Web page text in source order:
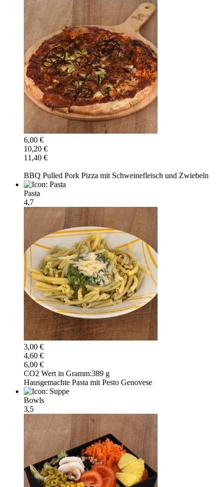
6,00 €
10,20 €
11,40 €
BBQ Pulled Pork Pizza mit Schweinefleisch und Zwiebeln
Pasta
4,7
3,00 €
4,60 €
6,00 €
CO2 Wert in Gramm:389 g
Hausgemachte Pasta mit Pesto Genovese
Bowls
3,5